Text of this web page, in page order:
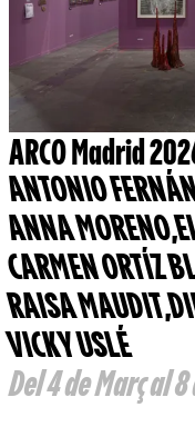
ARCO Madrid
ANTONIO
ANNA MORENO,
CARMEN ORTÍZ
RAISA MAUDIT,
VICKY USLÉ
Del 4 de Març al